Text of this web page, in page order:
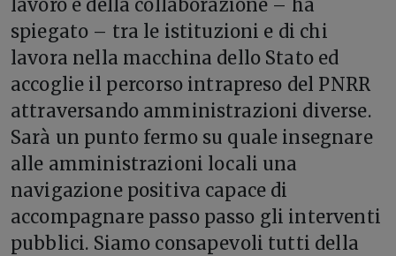
lavoro e della collaborazione – ha
spiegato – tra le istituzioni e di chi
lavora nella macchina dello Stato ed
accoglie il percorso intrapreso del PNRR
attraversando amministrazioni diverse.
Sarà un punto fermo su quale insegnare
alle amministrazioni locali una
navigazione positiva capace di
accompagnare passo passo gli interventi
pubblici. Siamo consapevoli tutti della